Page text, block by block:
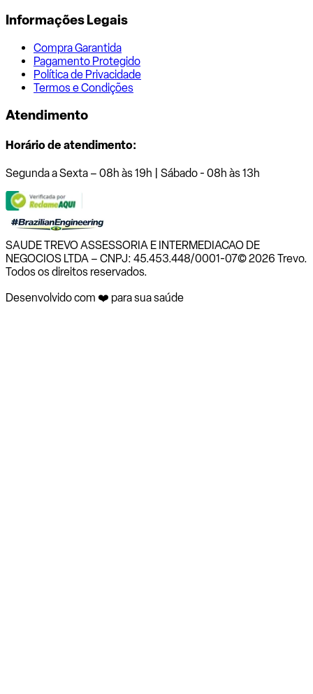
Informações Legais
Compra Garantida
Pagamento Protegido
Política de Privacidade
Termos e Condições
Atendimento
Horário de atendimento:
Segunda a Sexta – 08h às 19h | Sábado - 08h às 13h
SAUDE TREVO ASSESSORIA E INTERMEDIACAO DE
NEGOCIOS LTDA – CNPJ: 45.453.448/0001-07© 2026 Trevo.
Todos os direitos reservados.
Desenvolvido com ❤️ para sua saúde